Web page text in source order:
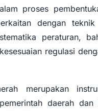
proses
dengan teknik
peraturan,
regulasi
merupakan
daerah dan